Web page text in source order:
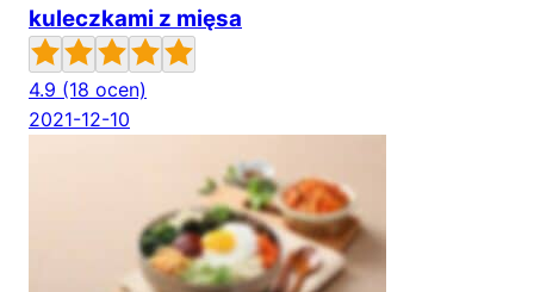
kuleczkami z mięsa
4.9 (18 ocen)
2021-12-10